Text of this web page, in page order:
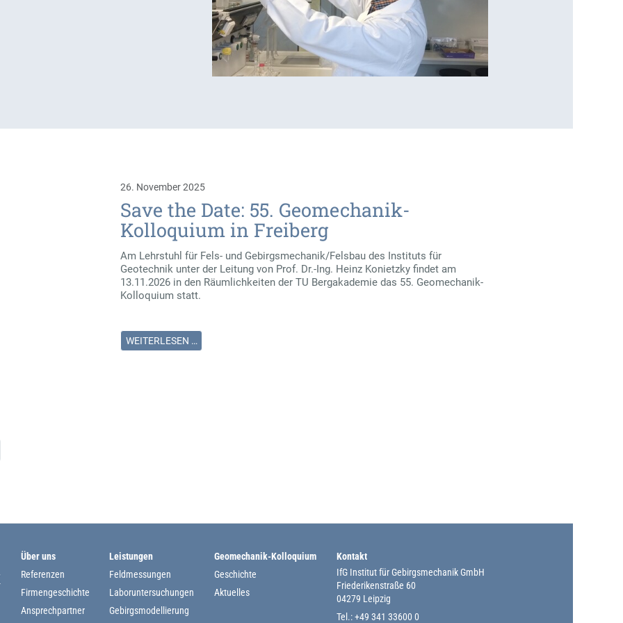
26. November 2025
Save the Date: 55. Geomechanik-
Kolloquium in Freiberg
Am Lehrstuhl für Fels- und Gebirgsmechanik/Felsbau des Instituts für
Geotechnik unter der Leitung von Prof. Dr.-Ing. Heinz Konietzky findet am
13.11.2026 in den Räumlichkeiten der TU Bergakademie das 55. Geomechanik-
Kolloquium statt.
WEITERLESEN …
Über uns
Referenzen
Firmengeschichte
Ansprechpartner
Leistungen
Feldmessungen
Laboruntersuchungen
Gebirgsmodellierung
Geomechanik-Kolloquium
Geschichte
Aktuelles
Kontakt
IfG Institut für Gebirgsmechanik GmbH
Friederikenstraße 60
04279 Leipzig
Tel.: +49 341 33600 0